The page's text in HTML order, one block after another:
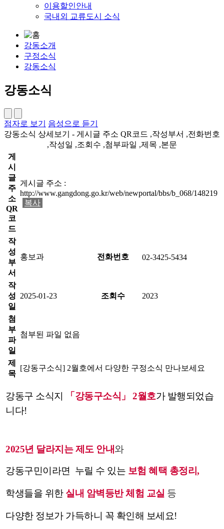
이용할인안내
국내외 교류도시 소식
강동소개
구정소식
강동소식
강동소식
점자로 보기
음성으로 듣기
강동소식 상세보기 - 게시글 주소 QR코드 ,작성부서 ,전화번호
,작성일 ,조회수 ,첨부파일 ,제목 ,본문
게
시
글
주
소
QR
코
드
게시글 주소 :
http://www.gangdong.go.kr/web/newportal/bbs/b_068/148219
복사
작
성
부
서
홍보과 전화번호 02-3425-5434
작
성
일
2025-01-23 조회수 2023
첨
부
파
일
첨부된 파일 없음
제
목
[강동구소식] 2월호에서 다양한 구정소식 만나보세요
강동구 소식지 「강동구소식」 2월호가 발행되었습
니다!
2025년 달라지는 제도 안내와
강동구민이라면 누릴 수 있는 보험 혜택 총정리,
학생들을 위한 실 내 암벽등반 체험 교실 등
다양한 정보가 가득하니 꼭 확인해 보세요!